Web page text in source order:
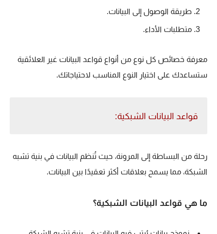
طريقة الوصول إلى البيانات.
متطلبات الأداء.
معرفة خصائص كل نوع من أنواع قواعد البيانات غير العلائقية
ستساعدك على اختيار النوع المناسب لاحتياجاتك.
قواعد البيانات الشبكية:
رحلة من البساطة إلى المرونة، حيث تُنظم البيانات في بنية تشبه
الشبكة، مما يسمح بعلاقات أكثر تعقيدًا بين البيانات.
ما هي قواعد البيانات الشبكية؟